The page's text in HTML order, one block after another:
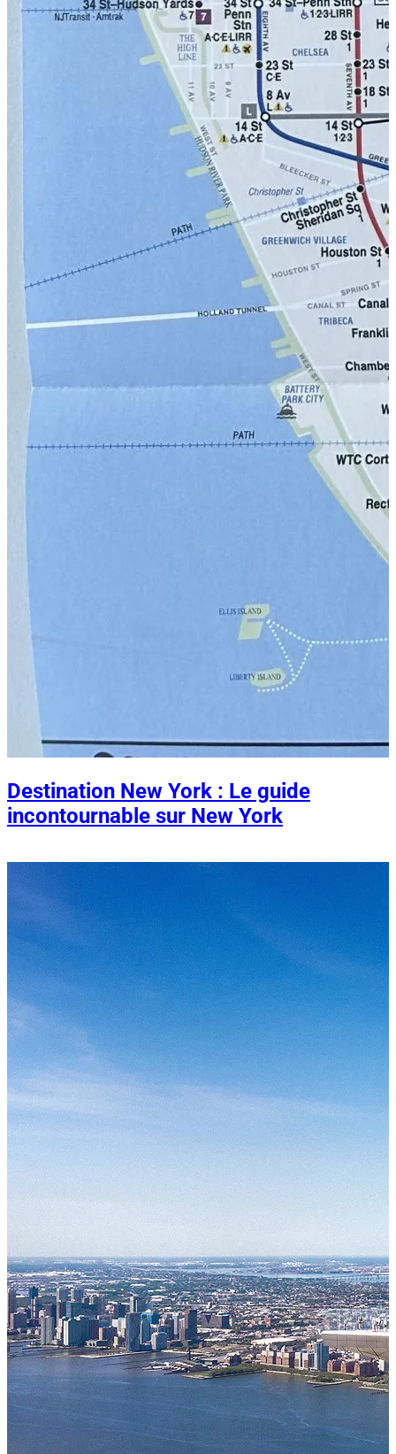
Destination New York : Le guide
incontournable sur New York